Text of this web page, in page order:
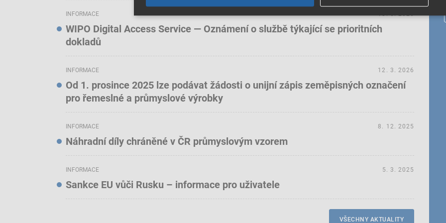
INFORMACE
WIPO Digital Access Service — Oznámení o službě týkající se prioritních
dokladů
18. 5. 2026
INFORMACE
Od 1. prosince 2025 lze podávat žádosti o unijní zápis zeměpisných označení
pro řemeslné a průmyslové výrobky
12. 3. 2026
INFORMACE
Náhradní díly chráněné v ČR průmyslovým vzorem
8. 12. 2025
INFORMACE
Sankce EU vůči Rusku – informace pro uživatele
5. 3. 2025
VŠECHNY AKTUALITY